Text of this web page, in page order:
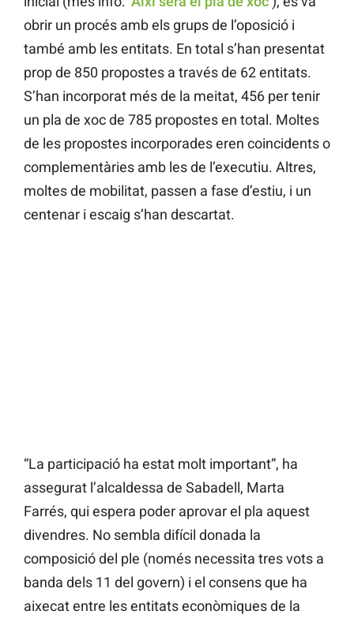
obrir un procés amb els grups de l’oposició i
també amb les entitats. En total s’han presentat
prop de 850 propostes a través de 62 entitats.
S’han incorporat més de la meitat, 456 per tenir
un pla de xoc de 785 propostes en total. Moltes
de les propostes incorporades eren coincidents o
complementàries amb les de l’executiu. Altres,
moltes de mobilitat, passen a fase d’estiu, i un
centenar i escaig s’han descartat.
“La participació ha estat molt important”, ha
assegurat l’alcaldessa de Sabadell, Marta
Farrés, qui espera poder aprovar el pla aquest
divendres. No sembla difícil donada la
composició del ple (només necessita tres vots a
banda dels 11 del govern) i el consens que ha
aixecat entre les entitats econòmiques de la